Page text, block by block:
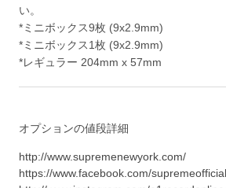
い。
*ミニボックス9枚 (9x2.9mm)
*ミニボックス1枚 (9x2.9mm)
*レギュラー 204mm x 57mm
オプションの値段詳細
http://www.supremenewyork.com/
https://www.facebook.com/supremeofficial